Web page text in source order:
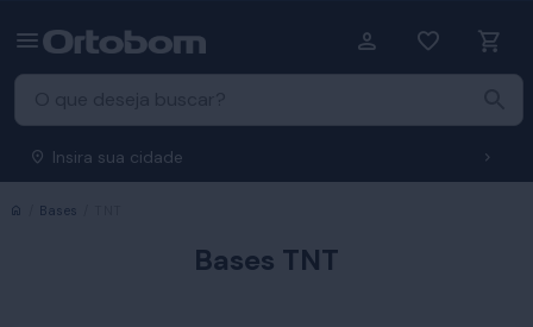
Insira sua cidade
Início
Bases
Bases TNT